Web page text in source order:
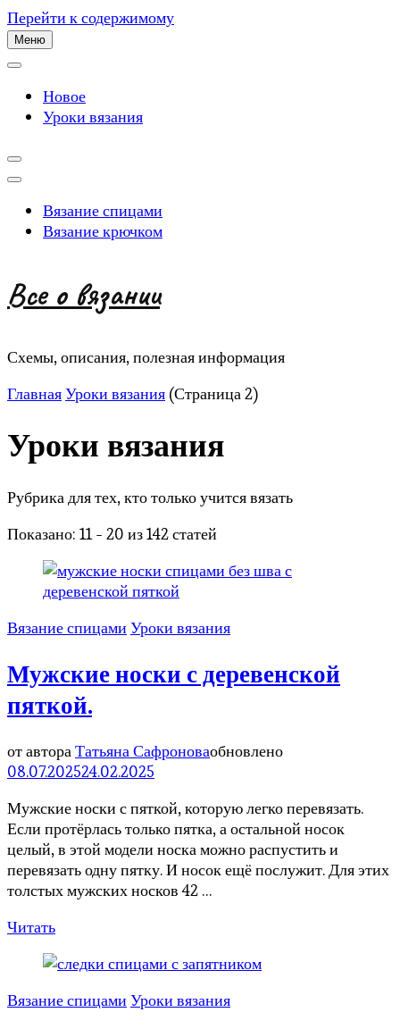
Перейти к содержимому
Меню
Новое
Уроки вязания
Вязание спицами
Вязание крючком
Все о вязании
Схемы, описания, полезная информация
ГлавнаяУроки вязания (Страница 2)
Уроки вязания
Рубрика для тех, кто только учится вязать
Показано: 11 - 20 из 142 статей
Вязание спицами Уроки вязания
Мужские носки с деревенской
пяткой.
от автораТатьяна Сафроноваобновлено
08.07.202524.02.2025
Мужские носки с пяткой, которую легко перевязать.
Если протёрлась только пятка, а остальной носок
целый, в этой модели носка можно распустить и
перевязать одну пятку. И носок ещё послужит. Для этих
толстых мужских носков 42 …
Читать
Вязание спицами Уроки вязания